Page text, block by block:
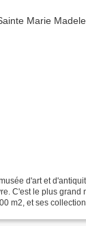
d'art et
C'est le plus grand
m2, et ses